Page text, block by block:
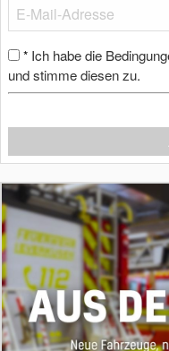
* Ich habe die
und stimme diesen zu.